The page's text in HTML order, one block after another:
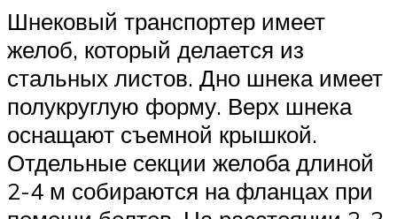
Шнековый транспортер имеет
желоб, который делается из
стальных листов. Дно шнека имеет
полукруглую форму. Верх шнека
оснащают съемной крышкой.
Отдельные секции желоба длиной
2-4 м собираются на фланцах при